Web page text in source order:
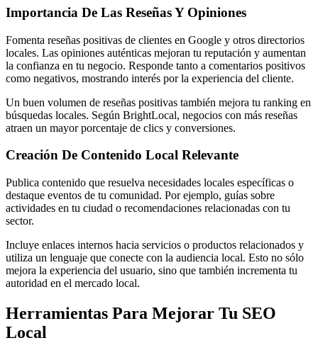
Importancia De Las Reseñas Y Opiniones
Fomenta reseñas positivas de clientes en Google y otros directorios
locales. Las opiniones auténticas mejoran tu reputación y aumentan
la confianza en tu negocio. Responde tanto a comentarios positivos
como negativos, mostrando interés por la experiencia del cliente.
Un buen volumen de reseñas positivas también mejora tu ranking en
búsquedas locales. Según BrightLocal, negocios con más reseñas
atraen un mayor porcentaje de clics y conversiones.
Creación De Contenido Local Relevante
Publica contenido que resuelva necesidades locales específicas o
destaque eventos de tu comunidad. Por ejemplo, guías sobre
actividades en tu ciudad o recomendaciones relacionadas con tu
sector.
Incluye enlaces internos hacia servicios o productos relacionados y
utiliza un lenguaje que conecte con la audiencia local. Esto no sólo
mejora la experiencia del usuario, sino que también incrementa tu
autoridad en el mercado local.
Herramientas Para Mejorar Tu SEO
Local